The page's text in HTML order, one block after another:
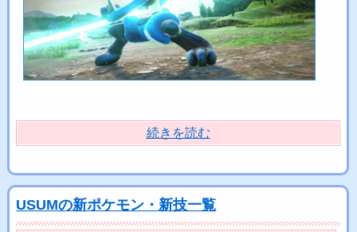
続きを読む
USUMの新ポケモン・新技一覧